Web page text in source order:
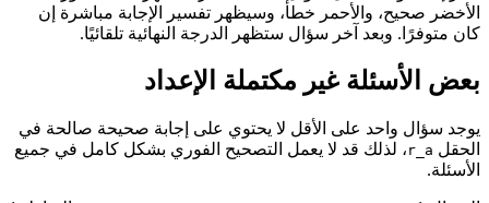
الأخضر صحيح، والأحمر خطأ، وسيظهر تفسير الإجابة مباشرة إن
كان متوفرًا. وبعد آخر سؤال ستظهر الدرجة النهائية تلقائيًا.
بعض الأسئلة غير مكتملة الإعداد
يوجد سؤال واحد على الأقل لا يحتوي على إجابة صحيحة صالحة في
الحقل r_a، لذلك قد لا يعمل التصحيح الفوري بشكل كامل في جميع
الأسئلة.